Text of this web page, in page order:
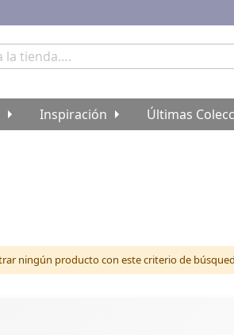
Inspiración Últimas
ningún producto con este criterio de